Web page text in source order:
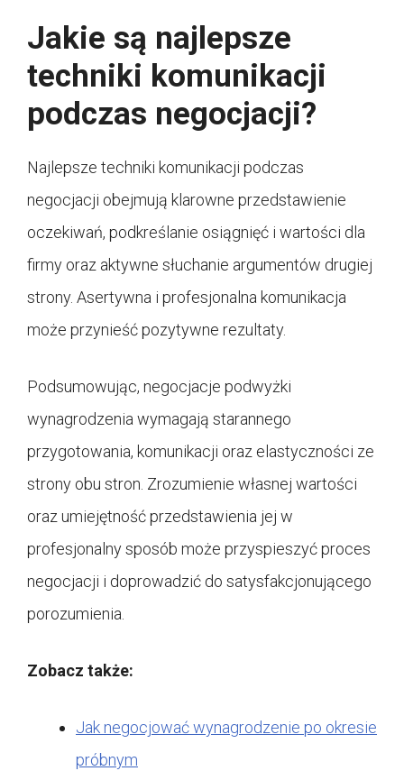
Jakie są najlepsze
techniki komunikacji
podczas negocjacji?
Najlepsze techniki komunikacji podczas
negocjacji obejmują klarowne przedstawienie
oczekiwań, podkreślanie osiągnięć i wartości dla
firmy oraz aktywne słuchanie argumentów drugiej
strony. Asertywna i profesjonalna komunikacja
może przynieść pozytywne rezultaty.
Podsumowując, negocjacje podwyżki
wynagrodzenia wymagają starannego
przygotowania, komunikacji oraz elastyczności ze
strony obu stron. Zrozumienie własnej wartości
oraz umiejętność przedstawienia jej w
profesjonalny sposób może przyspieszyć proces
negocjacji i doprowadzić do satysfakcjonującego
porozumienia.
Zobacz także:
Jak negocjować wynagrodzenie po okresie
próbnym